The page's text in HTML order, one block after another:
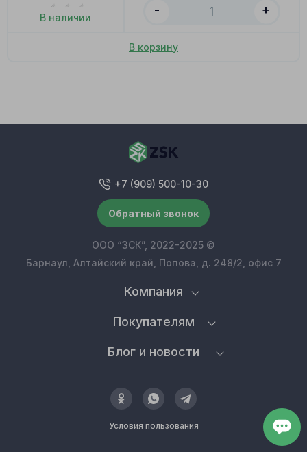
В наличии
- +
В корзину
Условия пользования
Компания
Покупателям
Блог и новости
+7 (909) 500-10-30
Обратный звонок
ООО “ЗСК”, 2022-2025 ©
Барнаул, Алтайский край, Попова, д. 248/2, офис 7